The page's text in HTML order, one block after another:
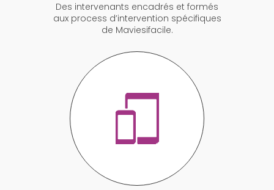
Des intervenants encadrés et formés
aux process d’intervention spécifiques
de Maviesifacile.